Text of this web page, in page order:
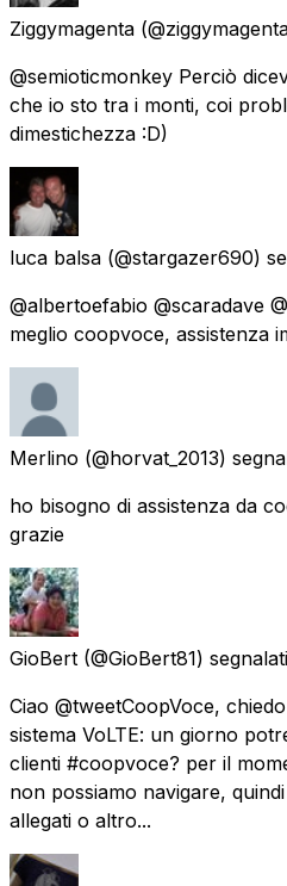
Ziggymagenta
@semioticmonkey Perciò
che io sto tra i monti, coi
dimestichezza :D)
luca balsa (@stargazer690)
@albertoefabio @scaradave
meglio coopvoce, assistenza
Merlino (@horvat_2013)
ho bisogno di assistenza da
grazie
GioBert (@GioBert81) segnalati
Ciao @tweetCoopVoce,
sistema VoLTE: un giorno
clienti #coopvoce? per il
non possiamo navigare,
allegati o altro...